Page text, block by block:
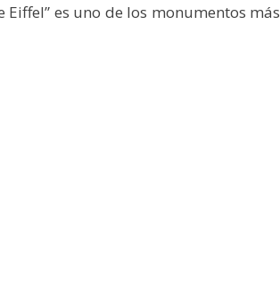
Eiffel” es uno de los monumentos más